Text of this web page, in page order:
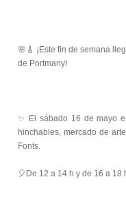
🌸🎸 ¡Este fin de semana
de Portmany!
✨ El sábado 16 de mayo
hinchables, mercado de
Fonts.
🎈De 12 a 14 h y de 16 a